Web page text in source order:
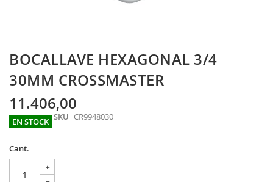
Skip
to
the
beginning
of
the
images
gallery
BOCALLAVE HEXAGONAL 3/4
30MM CROSSMASTER
11.406,00
EN STOCK SKU CR9948030
Cant.